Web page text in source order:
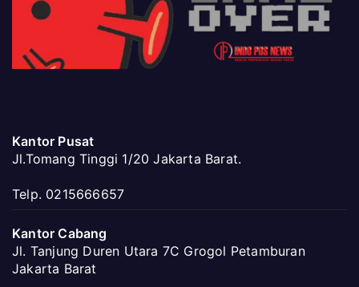
Kantor Pusat
Jl.Tomang Tinggi 1/20 Jakarta Barat.
Telp. 0215666657
Kantor Cabang
Jl. Tanjung Duren Utara 7C Grogol Petamburan
Jakarta Barat